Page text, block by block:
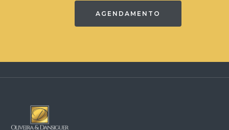
AGENDAMENTO